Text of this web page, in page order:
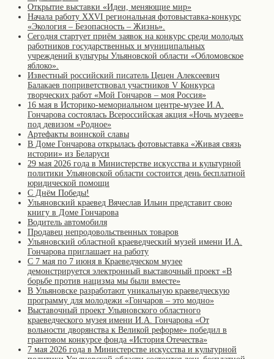
Открытие выставки «Идеи, меняющие мир»
Начала работу XXVI региональная фотовыставка-конкурс
«Экология – Безопасность – Жизнь».
Сегодня стартует приём заявок на конкурс среди молодых
работников государственных и муниципальных
учреждений культуры Ульяновской области «Обломовское
яблоко».
Известный российский писатель Цецен Алексеевич
Балакаев поприветствовал участников V Конкурса
творческих работ «Мой Гончаров – моя Россия»
16 мая в Историко-мемориальном центре-музее И.А.
Гончарова состоялась Всероссийская акция «Ночь музеев»
под девизом «Родное»
Артефакты воинской славы
В Доме Гончарова открылась фотовыставка «Живая связь
истории» из Беларуси
29 мая 2026 года в Министерстве искусства и культурной
политики Ульяновской области состоится день бесплатной
юридической помощи
С Днём Победы!
Ульяновский краевед Вячеслав Ильин представит свою
книгу в Доме Гончарова
Водитель автомобиля
Продавец непродовольственных товаров
Ульяновский областной краеведческий музей имени И.А.
Гончарова приглашает на работу
С 7 мая по 7 июня в Краеведческом музее
демонстрируется электронный выставочный проект «В
борьбе против нацизма мы были вместе»
В Ульяновске разработают уникальную краеведческую
программу для молодежи «Гончаров – это модно»
Выставочный проект Ульяновского областного
краеведческого музея имени И.А. Гончарова «От
вольности дворянства к Великой реформе» победил в
грантовом конкурсе фонда «История Отечества»
7 мая 2026 года в Министерстве искусства и культурной